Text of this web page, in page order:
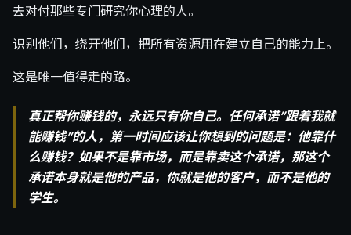
去对付那些专门研究你心理的人。
识别他们，绕开他们，把所有资源用在建立自己的能力上。
这是唯一值得走的路。
真正帮你赚钱的，永远只有你自己。任何承诺”跟着我就
能赚钱”的人，第一时间应该让你想到的问题是：他靠什
么赚钱？如果不是靠市场，而是靠卖这个承诺，那这个
承诺本身就是他的产品，你就是他的客户，而不是他的
学生。